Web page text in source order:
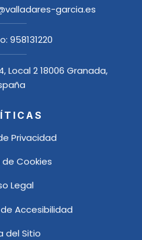
garcia.es
958131220
Local 2 18006 Granada,
Privacidad
Cookies
Legal
Accesibilidad
del Sitio